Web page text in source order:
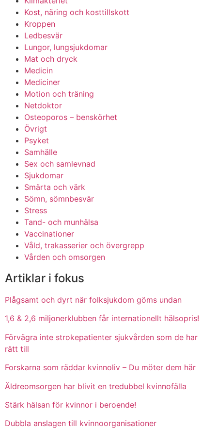
Kost, näring och kosttillskott
Kroppen
Ledbesvär
Lungor, lungsjukdomar
Mat och dryck
Medicin
Mediciner
Motion och träning
Netdoktor
Osteoporos – benskörhet
Övrigt
Psyket
Samhälle
Sex och samlevnad
Sjukdomar
Smärta och värk
Sömn, sömnbesvär
Stress
Tand- och munhälsa
Vaccinationer
Våld, trakasserier och övergrepp
Vården och omsorgen
Artiklar i fokus
Plågsamt och dyrt när folksjukdom göms undan
1,6 & 2,6 miljonerklubben får internationellt hälsopris!
Förvägra inte strokepatienter sjukvården som de har
rätt till
Forskarna som räddar kvinnoliv – Du möter dem här
Äldreomsorgen har blivit en tredubbel kvinnofälla
Stärk hälsan för kvinnor i beroende!
Dubbla anslagen till kvinnoorganisationer